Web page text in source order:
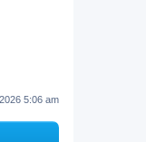
5:06 am